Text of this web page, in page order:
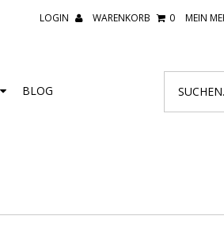
LOGIN WARENKORB 0 MEIN
BLOG